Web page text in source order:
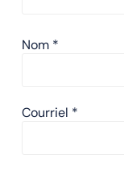
Nom *
Courriel *